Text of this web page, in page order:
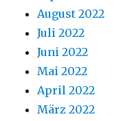
August 2022
Juli 2022
Juni 2022
Mai 2022
April 2022
März 2022